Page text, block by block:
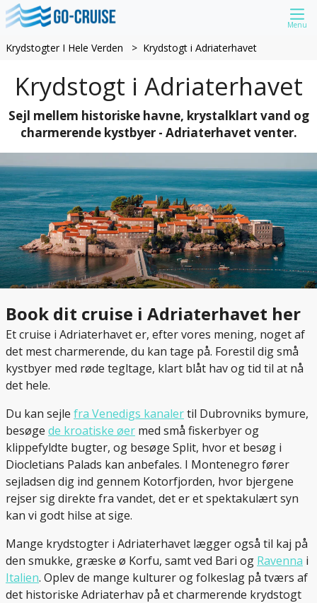
Menu
Krydstogter I Hele Verden Krydstogt i Adriaterhavet
Krydstogt i Adriaterhavet
Sejl mellem historiske havne, krystalklart vand og
charmerende kystbyer - Adriaterhavet venter.
Book dit cruise i Adriaterhavet her
Et cruise i Adriaterhavet er, efter vores mening, noget af
det mest charmerende, du kan tage på. Forestil dig små
kystbyer med røde tegltage, klart blåt hav og tid til at nå
det hele.
Du kan sejle fra Venedigs kanalertil Dubrovniks bymure,
besøge de kroatiske øer med små fiskerbyer og
klippefyldte bugter, og besøge Split, hvor et besøg i
Diocletians Palads kan anbefales. I Montenegro fører
sejladsen dig ind gennem Kotorfjorden, hvor bjergene
rejser sig direkte fra vandet, det er et spektakulært syn
kan vi godt hilse at sige.
Mange krydstogter i Adriaterhavet lægger også til kaj på
den smukke, græske ø Korfu, samt ved Bari og Ravenna i
Italien. Oplev de mange kulturer og folkeslag på tværs af
det historiske Adriaterhav på et charmerende krydstogt